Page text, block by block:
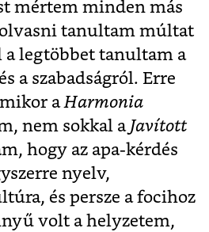
mértem minden más
tanultam múltat
a legtöbbet tanultam a
a szabadságról. Erre
aHarmonia
nem sokkal a Javított
hogy az apa-kérdés
nyelv,
és persze a focihoz
volt a helyzetem,